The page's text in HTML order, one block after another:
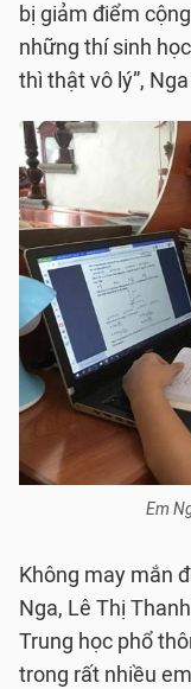
bị giảm điểm
những thí sinh
thì thật vô lý”,
Em
Không may mắn
Nga, Lê Thị
Trung học phổ
trong rất nhiều